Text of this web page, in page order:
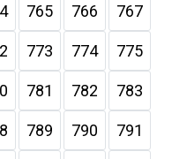
765 766 767
773 774 775
781 782 783
789 790 791